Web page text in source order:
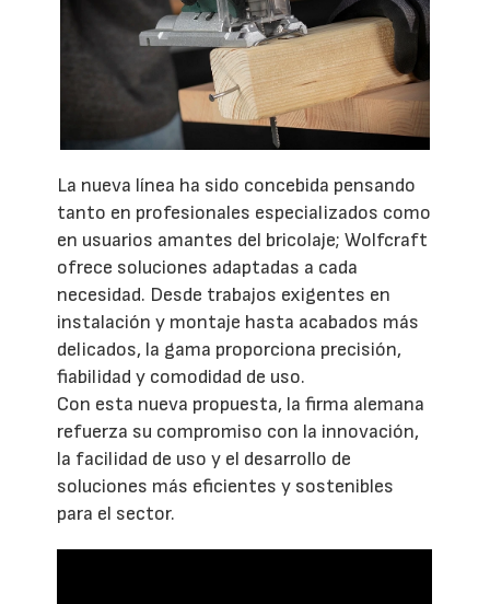
La nueva línea ha sido concebida pensando
tanto en profesionales especializados como
en usuarios amantes del bricolaje; Wolfcraft
ofrece soluciones adaptadas a cada
necesidad. Desde trabajos exigentes en
instalación y montaje hasta acabados más
delicados, la gama proporciona precisión,
fiabilidad y comodidad de uso.
Con esta nueva propuesta, la firma alemana
refuerza su compromiso con la innovación,
la facilidad de uso y el desarrollo de
soluciones más eficientes y sostenibles
para el sector.